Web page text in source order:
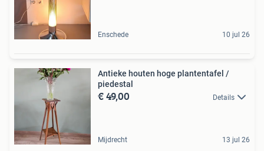
Enschede 10 jul 26
Antieke houten hoge plantentafel /
piedestal
€ 49,00 Details
Mijdrecht 13 jul 26